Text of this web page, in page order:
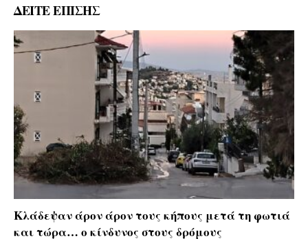
ΔΕΙΤΕ ΕΠΙΣΗΣ
Κλάδεψαν άρον άρον τους κήπους μετά τη φωτιά
και τώρα… ο κίνδυνος στους δρόμους